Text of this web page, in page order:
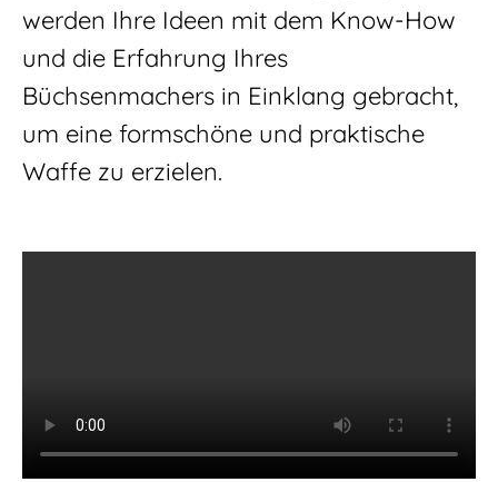
werden Ihre Ideen mit dem Know-How
und die Erfahrung Ihres
Büchsenmachers in Einklang gebracht,
um eine formschöne und praktische
Waffe zu erzielen.